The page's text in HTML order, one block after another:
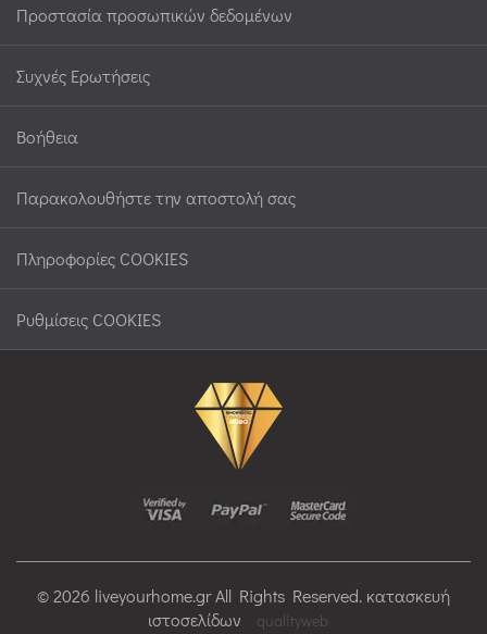
Προστασία προσωπικών δεδομένων
Συχνές Ερωτήσεις
Βοήθεια
Παρακολουθήστε την αποστολή σας
Πληροφορίες COOKIES
Ρυθμίσεις COOKIES
© 2026 liveyourhome.gr All Rights Reserved. κατασκευή
ιστοσελίδων
qualityweb